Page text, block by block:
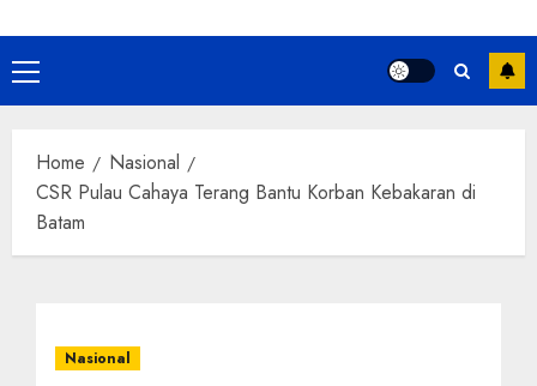
Primary
Menu
Home
Nasional
CSR Pulau Cahaya Terang Bantu Korban Kebakaran di
Batam
Nasional